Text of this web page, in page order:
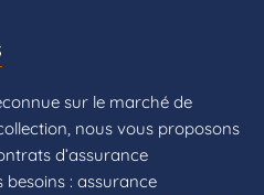
sur le marché de
nous vous proposons
d’assurance
: assurance